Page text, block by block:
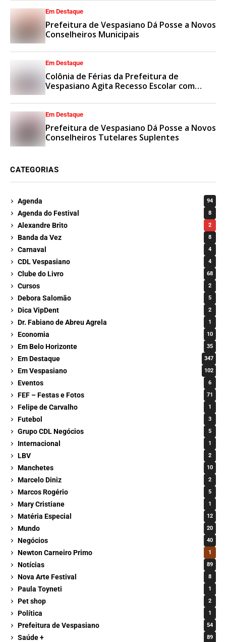
Em Destaque
Prefeitura de Vespasiano Dá Posse a Novos
Conselheiros Municipais
Em Destaque
Colônia de Férias da Prefeitura de
Vespasiano Agita Recesso Escolar com
Em Destaque
Prefeitura de Vespasiano Dá Posse a Novos
Conselheiros Tutelares Suplentes
CATEGORIAS
Agenda 94
Agenda do Festival 8
Alexandre Brito 2
Banda da Vez 8
Carnaval 4
CDL Vespasiano 4
Clube do Livro 68
Cursos 2
Debora Salomão 5
Dica VipDent 2
Dr. Fabiano de Abreu Agrela 1
Economia 10
Em Belo Horizonte 35
Em Destaque 347
Em Vespasiano 102
Eventos 6
FEF – Festas e Fotos 71
Felipe de Carvalho 1
Futebol 3
Grupo CDL Negócios 5
Internacional 1
LBV 2
Manchetes 10
Marcelo Diniz 2
Marcos Rogério 5
Mary Cristiane 1
Matéria Especial 12
Mundo 20
Negócios 40
Newton Carneiro Primo 1
Notícias 89
Nova Arte Festival 8
Paula Toyneti 1
Pet shop 2
Política 1
Prefeitura de Vespasiano 54
Saúde + 89